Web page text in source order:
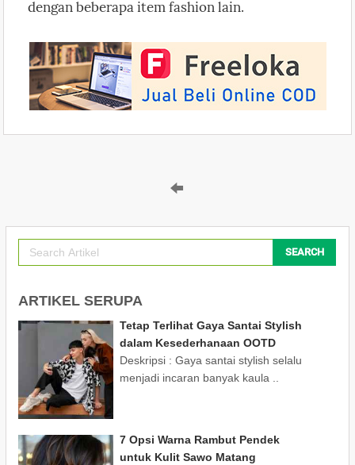
dengan beberapa item fashion lain.
SEARCH
ARTIKEL SERUPA
Tetap Terlihat Gaya Santai Stylish
dalam Kesederhanaan OOTD
Deskripsi : Gaya santai stylish selalu
menjadi incaran banyak kaula ..
7 Opsi Warna Rambut Pendek
untuk Kulit Sawo Matang